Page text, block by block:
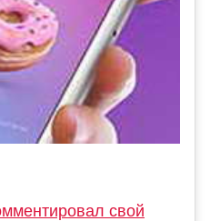
свой